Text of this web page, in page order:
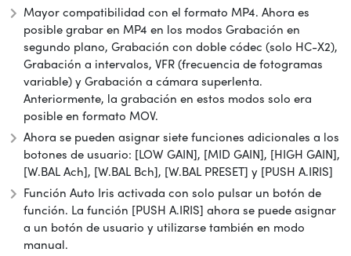
Mayor compatibilidad con el formato MP4. Ahora es
posible grabar en MP4 en los modos Grabación en
segundo plano, Grabación con doble códec (solo HC-X2),
Grabación a intervalos, VFR (frecuencia de fotogramas
variable) y Grabación a cámara superlenta.
Anteriormente, la grabación en estos modos solo era
posible en formato MOV.
Ahora se pueden asignar siete funciones adicionales a los
botones de usuario: [LOW GAIN], [MID GAIN], [HIGH GAIN],
[W.BAL Ach], [W.BAL Bch], [W.BAL PRESET] y [PUSH A.IRIS]
Función Auto Iris activada con solo pulsar un botón de
función. La función [PUSH A.IRIS] ahora se puede asignar
a un botón de usuario y utilizarse también en modo
manual.